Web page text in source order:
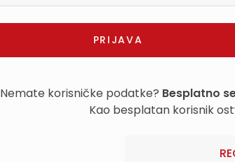
Nemate korisničke podatke? Besplatno
Kao besplatan korisnik